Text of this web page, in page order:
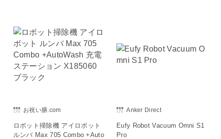
お祝い膳.com
ロボット掃除機 アイロボット
ルンバ Max 705 Combo +Auto
Anker Direct
Eufy Robot Vacuum Omni S1
Pro